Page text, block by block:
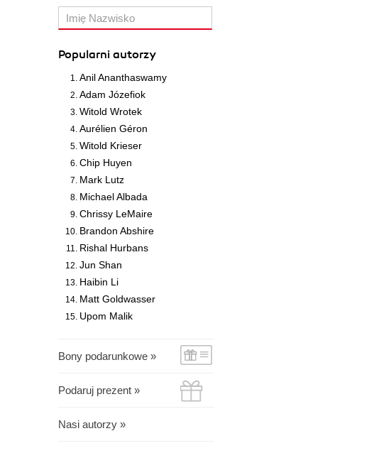
Popularni autorzy
Anil Ananthaswamy
Adam Józefiok
Witold Wrotek
Aurélien Géron
Witold Krieser
Chip Huyen
Mark Lutz
Michael Albada
Chrissy LeMaire
Brandon Abshire
Rishal Hurbans
Jun Shan
Haibin Li
Matt Goldwasser
Upom Malik
Bony podarunkowe »
Podaruj prezent »
Nasi autorzy »